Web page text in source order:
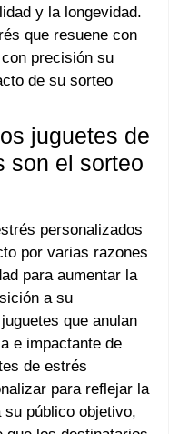
y la longevidad.
que resuene con
precisión su
de su sorteo
juguetes de
son el sorteo
personalizados
por varias razones
para aumentar la
a su
que anulan
e impactante de
de estrés
para reflejar la
público objetivo,